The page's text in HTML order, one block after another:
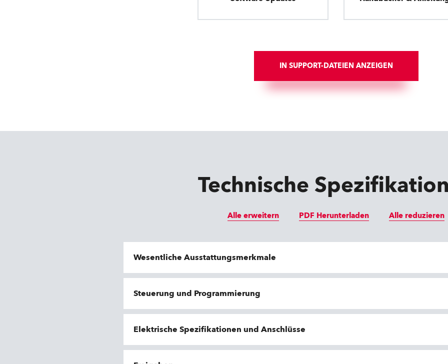
IN SUPPORT-DATEIEN ANZEIGEN
Technische
Alle erweitern PDF Herunterladen Alle reduzieren
Wesentliche Ausstattungsmerkmale
Steuerung und Programmierung
Elektrische Spezifikationen und Anschlüsse